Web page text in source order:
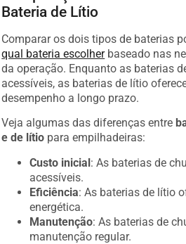
Bateria de Lítio
Comparar os dois tipos de baterias
qual bateria escolherbaseado nas
da operação. Enquanto as baterias
acessíveis, as baterias de lítio
desempenho a longo prazo.
Veja algumas das diferenças entre
e de lítio para empilhadeiras:
Custo inicial: As baterias de
acessíveis.
Eficiência: As baterias de lítio
energética.
Manutenção: As baterias de
manutenção regular.